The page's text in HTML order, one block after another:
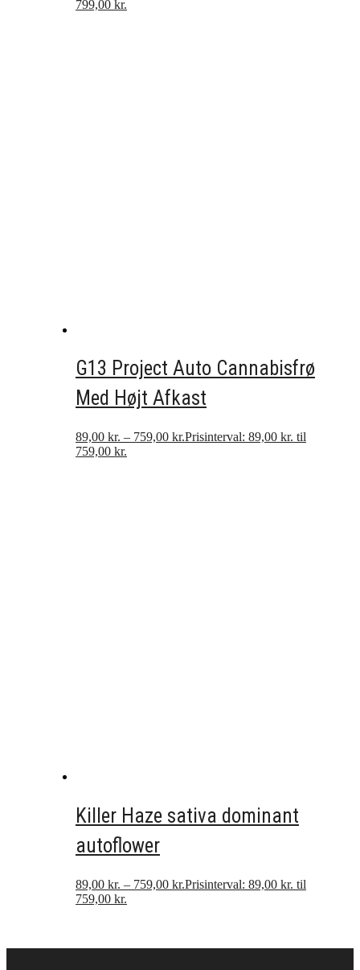
799,00 kr.
G13 Project Auto Cannabisfrø
Med Højt Afkast
89,00 kr. – 759,00 kr.Prisinterval: 89,00 kr. til
759,00 kr.
Killer Haze sativa dominant
autoflower
89,00 kr. – 759,00 kr.Prisinterval: 89,00 kr. til
759,00 kr.